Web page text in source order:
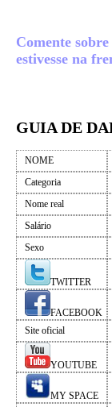
Comente
estivesse na
GUIA DE
NOME
Categoria
Nome real
Salário
Sexo
TWITTER
FACEBOOK
Site oficial
YOUTUBE
MY SPACE